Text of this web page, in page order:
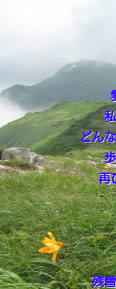
どん
再
残